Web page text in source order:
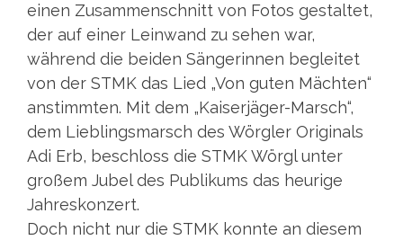
einen Zusammenschnitt von Fotos gestaltet,
der auf einer Leinwand zu sehen war,
während die beiden Sängerinnen begleitet
von der STMK das Lied „Von guten Mächten“
anstimmten. Mit dem „Kaiserjäger-Marsch“,
dem Lieblingsmarsch des Wörgler Originals
Adi Erb, beschloss die STMK Wörgl unter
großem Jubel des Publikums das heurige
Jahreskonzert.
Doch nicht nur die STMK konnte an diesem